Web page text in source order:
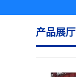
产品展厅